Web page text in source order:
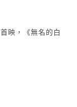
映，《無名的白